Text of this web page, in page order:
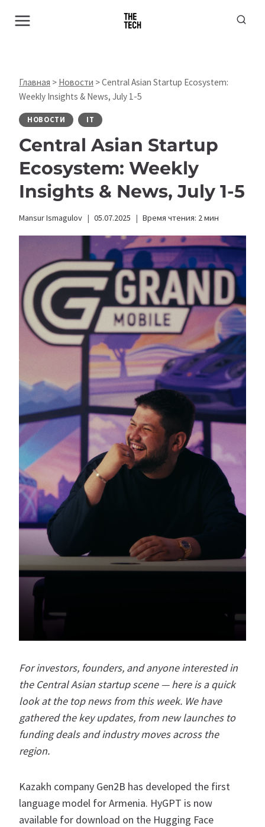
Главная > Новости >Central Asian Startup Ecosystem:
Weekly Insights & News, July 1-5
НОВОСТИ IT
Central Asian Startup
Ecosystem: Weekly
Insights & News, July 1-5
Mansur Ismagulov 05.07.2025 Время чтения: 2мин
For investors, founders, and anyone interested in
the Central Asian startup scene — here is a quick
look at the top news from this week. We have
gathered the key updates, from new launches to
funding deals and industry moves across the
region.
Kazakh company Gen2B has developed the first
language model for Armenia. HyGPT is now
available for download on the Hugging Face